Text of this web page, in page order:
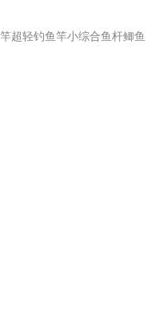
超轻钓鱼竿小综合鱼杆鲫鱼